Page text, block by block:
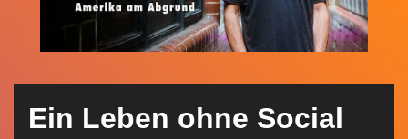
Ein Leben ohne Social